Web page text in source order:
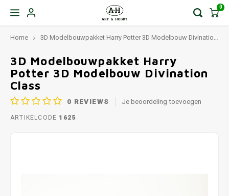
0
Home 3D Modelbouwpakket Harry Potter 3D Modelbouw Divination Class
3D Modelbouwpakket Harry
Potter 3D Modelbouw Divination
Class
0 REVIEWS Je beoordeling toevoegen
ARTIKELCODE 1625